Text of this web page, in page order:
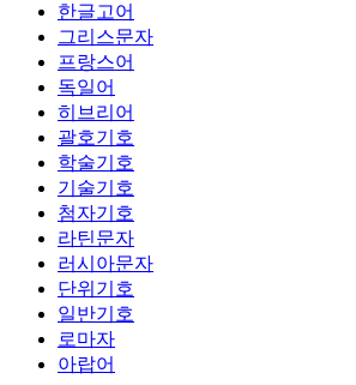
한글고어
그리스문자
프랑스어
독일어
히브리어
괄호기호
학술기호
기술기호
첨자기호
라틴문자
러시아문자
단위기호
일반기호
로마자
아랍어